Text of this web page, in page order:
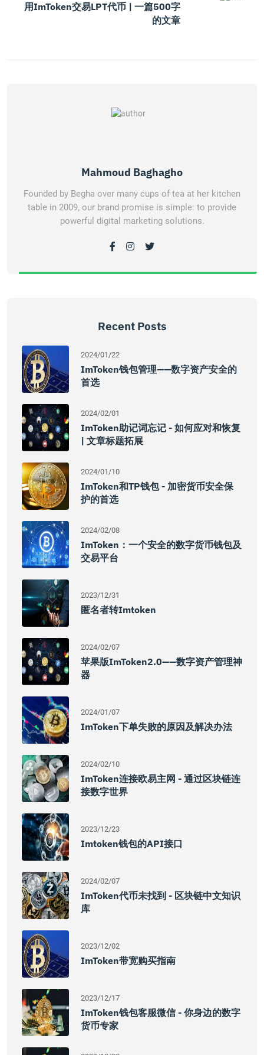
用imToken交易LPT代币 | 一篇500字
的文章
Mahmoud Baghagho
Founded by Begha over many cups of tea at her kitchen
table in 2009, our brand promise is simple: to provide
powerful digital marketing solutions.
Recent Posts
2024/01/22
ImToken钱包管理——数字资产安全的
首选
2024/02/01
ImToken助记词忘记 - 如何应对和恢复
| 文章标题拓展
2024/01/10
ImToken和TP钱包 - 加密货币安全保
护的首选
2024/02/08
ImToken：一个安全的数字货币钱包及
交易平台
2023/12/31
匿名者转imtoken
2024/02/07
苹果版imToken2.0——数字资产管理神
器
2024/01/07
ImToken下单失败的原因及解决办法
2024/02/10
ImToken连接欧易主网 - 通过区块链连
接数字世界
2023/12/23
Imtoken钱包的API接口
2024/02/07
ImToken代币未找到 - 区块链中文知识
库
2023/12/02
ImToken带宽购买指南
2023/12/17
ImToken钱包客服微信 - 你身边的数字
货币专家